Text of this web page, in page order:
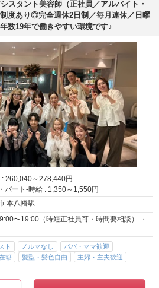
スタント美容師（正社員／アルバイト・
度あり◎完全週休2日制／毎月連休／日曜
数19年で働きやすい環境です♪
: 260,040～278,440円
パート-時給 : 1,350～ 1,550円
本八幡駅
〜19:00（時短正社員可・時間要相談） ・
ト ノルマなし
パパ・ママ歓迎
籍
髪型・髪色自由 主婦・主夫歓迎